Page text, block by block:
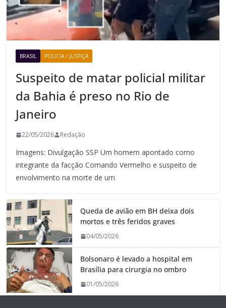
BRASIL POLICIA / JUSTIÇA
Suspeito de matar policial militar
da Bahia é preso no Rio de
Janeiro
22/05/2026 Redação
Imagens: Divulgação SSP Um homem apontado como
integrante da facção Comando Vermelho e suspeito de
envolvimento na morte de um
Queda de avião em BH deixa dois
mortos e três feridos graves
04/05/2026
Bolsonaro é levado a hospital em
Brasília para cirurgia no ombro
01/05/2026